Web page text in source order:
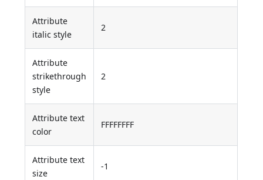
Attribute
italic style
2
Attribute
strikethrough
style
2
Attribute text
color
FFFFFFFF
Attribute text
size
-1